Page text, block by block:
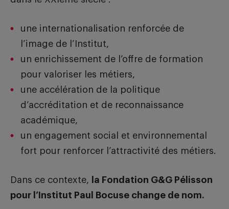
une internationalisation renforcée de
l’image de l’Institut,
un enrichissement de l’offre de formation
pour valoriser les métiers,
une accélération de la politique
d’accréditation et de reconnaissance
académique,
un engagement social et environnemental
fort pour renforcer l’attractivité des métiers.
Dans ce contexte,
la Fondation G&G Pélisson
pour l’Institut Paul Bocuse change de nom.